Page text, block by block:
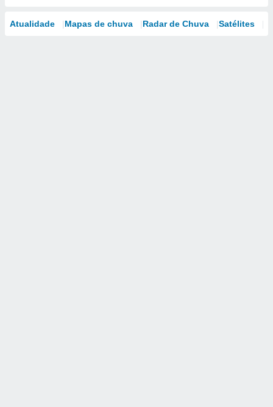
Atualidade Mapas de chuva Radar de Chuva Satélites